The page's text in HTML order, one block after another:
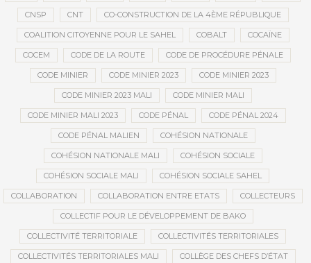
CNSP CNT CO-CONSTRUCTION DE LA 4ÈME RÉPUBLIQUE
COALITION CITOYENNE POUR LE SAHEL COBALT COCAÏNE
COCEM CODE DE LA ROUTE CODE DE PROCÉDURE PÉNALE
CODE MINIER CODE MINIER 2023 CODE MINIER 2023
CODE MINIER 2023 MALI CODE MINIER MALI
CODE MINIER MALI 2023 CODE PÉNAL CODE PÉNAL 2024
CODE PÉNAL MALIEN COHÉSION NATIONALE
COHÉSION NATIONALE MALI COHÉSION SOCIALE
COHÉSION SOCIALE MALI COHÉSION SOCIALE SAHEL
COLLABORATION COLLABORATION ENTRE ETATS COLLECTEURS
COLLECTIF POUR LE DÉVELOPPEMENT DE BAKO
COLLECTIVITÉ TERRITORIALE COLLECTIVITÉS TERRITORIALES
COLLECTIVITÉS TERRITORIALES MALI COLLÈGE DES CHEFS D’ÉTAT